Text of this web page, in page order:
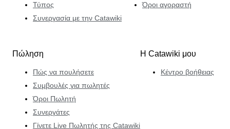
Τύπος
Συνεργασία με την Catawiki
Όροι αγοραστή
Πώληση
Πώς να πουλήσετε
Συμβουλές για πωλητές
Όροι Πωλητή
Συνεργάτες
Γίνετε Live Πωλητής της Catawiki
Η Catawiki μου
Κέντρο βοήθειας